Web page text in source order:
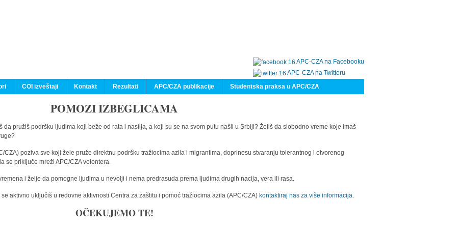
APC-CZA na Facebooku
APC-CZA na Twitteru
COI izveštaji Kontakt Rezultati APC/CZA publikacije Studentska praksa u APC/CZA
POMOZI IZBEGLICAMA
pružiš podršku ljudima koji beže od rata i nasilja, a koji su se na svom putu našli u Srbiji? Želiš da slobodno vreme koje imaš
CZA) poziva sve koji žele pruže direktnu podršku tražiocima azila i migrantima, doprinesu stvaranju tolerantnog i otvorenog
se priključe mreži APC/CZA volontera.
i želje da pomogne ljudima u nevolji i nema predrasuda prema ljudima drugih nacija, vera ili rasa.
aktivno uključiš u redovne aktivnosti Centra za zaštitu i pomoć tražiocima azila (APC/CZA) kontaktiraj nas za više informacija.
OČEKUJEMO TE!